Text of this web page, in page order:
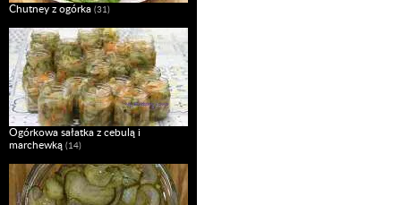
Chutney z ogórka (31)
Ogórkowa sałatka z cebulą i
marchewką (14)